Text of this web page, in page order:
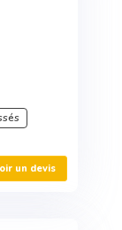
un devis